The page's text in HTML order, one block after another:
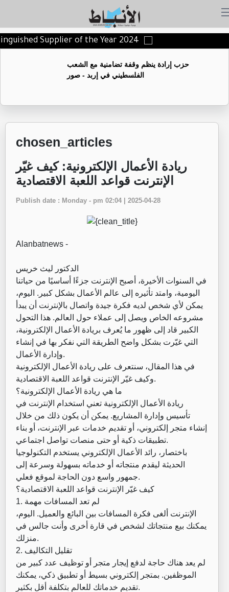
Supplier of the Year 2024
حزب إرادة ينظم وقفة تضامنية مع الشعب
الفلسطيني في إربد - صور
chosen_articles
ريادة الأعمال الإلكترونية: كيف غيّر
الإنترنت قواعد اللعبة الاقتصادية
Publish date : Monday - pm 02:04 | 2025-04-28
Alanbatnews -
في السنوات الأخيرة، أصبح الإنترنت جزءًا أساسيًا من حياتنا
اليومية، وامتد تأثيره إلى عالم الأعمال بشكل كبير. اليوم،
يمكن لأي شخص لديه فكرة جيدة واتصال بالإنترنت أن يبدأ
مشروعه الخاص ويصل إلى عملاء حول العالم. هذا التحول
الكبير قاد إلى ظهور ما يُعرف بريادة الأعمال الإلكترونية،
التي غيّرت بشكل واضح الطريقة التي نفكر بها في إنشاء
وإدارة الأعمال.
في هذا المقال، سنتعرف على ريادة الأعمال الإلكترونية
وكيف غيّر الإنترنت قواعد اللعبة الاقتصادية.
ما هي ريادة الأعمال الإلكترونية؟
ريادة الأعمال الإلكترونية تعني استخدام الإنترنت في
تأسيس وإدارة المشاريع. يمكن أن يكون ذلك من خلال
إنشاء متجر إلكتروني، أو تقديم خدمات عبر الإنترنت، أو بناء
تطبيقات ذكية أو حتى منصات تواصل اجتماعي.
باختصار، رائد الأعمال الإلكتروني يستخدم التكنولوجيا
الحديثة ليقدم منتجاته أو خدماته بسهولة وسرعة إلى
جمهور واسع دون الحاجة لموقع فعلي.
كيف غيّر الإنترنت قواعد اللعبة الاقتصادية؟
1. لم تعد المسافات مهمة
الإنترنت ألغى فكرة المسافات بين البائع والعميل. اليوم،
يمكنك بيع منتجاتك لشخص في قارة أخرى وأنت جالس في
منزلك.
2. تقليل التكاليف
لم يعد هناك حاجة لدفع إيجار متجر أو توظيف عدد كبير من
الموظفين. بمتجر إلكتروني بسيط أو تطبيق ذكي، يمكنك
تقديم خدماتك للعالم بتكلفة أقل بكثير.